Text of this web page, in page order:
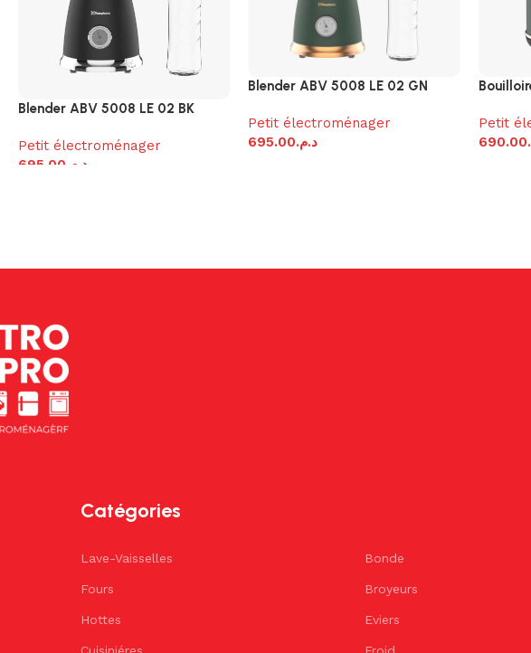
Blender ABV 5008 LE 02 BK
Petit électroménager
د.م. 695.00
Blender ABV 5008 LE 02 GN
Petit électroménager
د.م.695.00
Petit
690.00
Catégories
Lave-Vaisselles
Fours
Hottes
Bonde
Broyeurs
Eviers